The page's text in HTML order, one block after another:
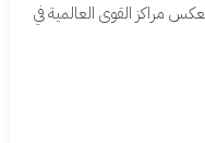
الأولي لعام 2023، مما يعكس مراكز القوى العالمية في